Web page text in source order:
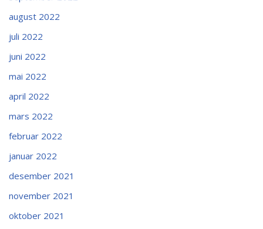
august 2022
juli 2022
juni 2022
mai 2022
april 2022
mars 2022
februar 2022
januar 2022
desember 2021
november 2021
oktober 2021